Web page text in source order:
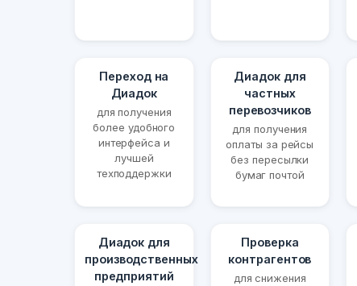
Переход на
Диадок
для получения
более удобного
интерфейса и
лучшей
техподдержки
Диадок для
частных
перевозчиков
для получения
оплаты за рейсы
без пересылки
бумаг почтой
Диадок для
производственных
предприятий
Проверка
контрагентов
для снижения